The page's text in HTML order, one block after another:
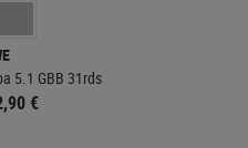
5.1 GBB 31rds
€